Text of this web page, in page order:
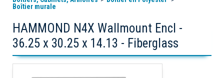
Boîtier murale
HAMMOND N4X Wallmount Encl -
36.25 x 30.25 x 14.13 - Fiberglass